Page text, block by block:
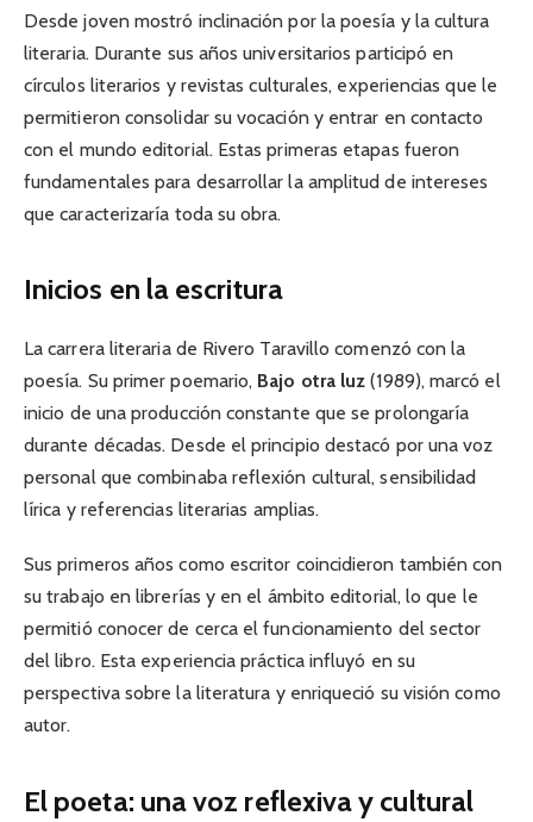
Desde joven mostró inclinación por la poesía y la cultura
literaria. Durante sus años universitarios participó en
círculos literarios y revistas culturales, experiencias que le
permitieron consolidar su vocación y entrar en contacto
con el mundo editorial. Estas primeras etapas fueron
fundamentales para desarrollar la amplitud de intereses
que caracterizaría toda su obra.
Inicios en la escritura
La carrera literaria de Rivero Taravillo comenzó con la
poesía. Su primer poemario, Bajo otra luz (1989), marcó el
inicio de una producción constante que se prolongaría
durante décadas. Desde el principio destacó por una voz
personal que combinaba reflexión cultural, sensibilidad
lírica y referencias literarias amplias.
Sus primeros años como escritor coincidieron también con
su trabajo en librerías y en el ámbito editorial, lo que le
permitió conocer de cerca el funcionamiento del sector
del libro. Esta experiencia práctica influyó en su
perspectiva sobre la literatura y enriqueció su visión como
autor.
El poeta: una voz reflexiva y cultural